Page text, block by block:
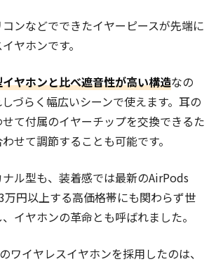
ンなどでできたイヤーピースが先端に
ヤホンです。
ヤホンと比べ遮音性が高い構造なの
づらく幅広いシーンで使えます。耳の
て付属のイヤーチップを交換できるた
せて調節することも可能です。
ル型も、装着感では最新のAirPods
円以上する高価格帯にも関わらず世
イヤホンの革命とも呼ばれました。
ワイヤレスイヤホンを採用したのは、